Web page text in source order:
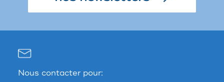
Nous contacter pour: